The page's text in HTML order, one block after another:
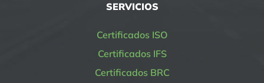
SERVICIOS
Certificados ISO
Certificados IFS
Certificados BRC